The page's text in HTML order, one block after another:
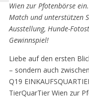
Wien zur Pfotenbörse
Match und unterstützen
Ausstellung, Hunde-
Gewinnspiel!
Liebe auf den ersten
– sondern auch
Q19
TierQuarTier Wien zur